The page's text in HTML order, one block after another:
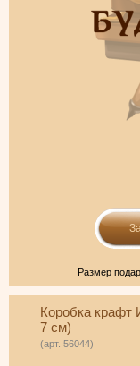
Размер
Коробка крафт
7 см)
(арт. 56044)